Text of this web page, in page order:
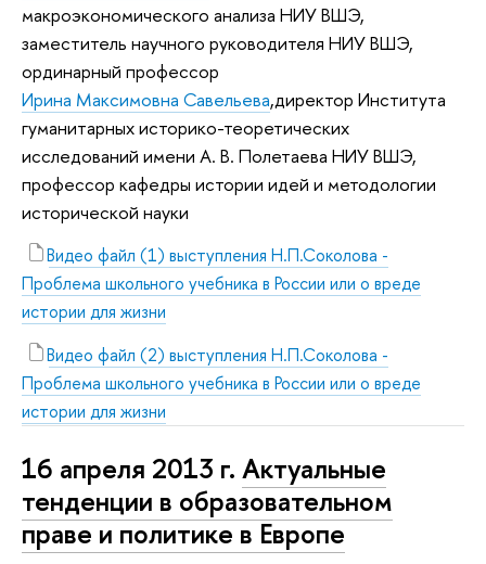
макроэкономического анализа НИУ ВШЭ,
заместитель научного руководителя НИУ ВШЭ,
ординарный профессор
Ирина Максимовна Савельева,директор Института
гуманитарных историко-теоретических
исследований имени А. В. Полетаева НИУ ВШЭ,
профессор кафедры истории идей и методологии
исторической науки
Видео файл (1) выступления Н.П.Соколова -
Проблема школьного учебника в России или о вреде
истории для жизни
Видео файл (2) выступления Н.П.Соколова -
Проблема школьного учебника в России или о вреде
истории для жизни
16 апреля 2013 г. Актуальные
тенденции в образовательном
праве и политике в Европе